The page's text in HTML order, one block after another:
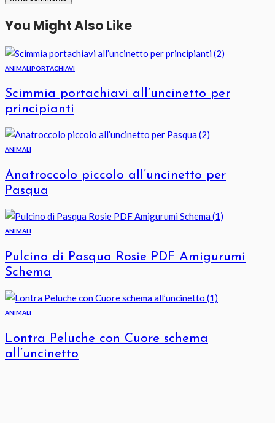
You Might Also Like
ANIMALIPORTACHIAVI
Scimmia portachiavi all’uncinetto per
principianti
ANIMALI
Anatroccolo piccolo all’uncinetto per
Pasqua
ANIMALI
Pulcino di Pasqua Rosie PDF Amigurumi
Schema
ANIMALI
Lontra Peluche con Cuore schema
all’uncinetto